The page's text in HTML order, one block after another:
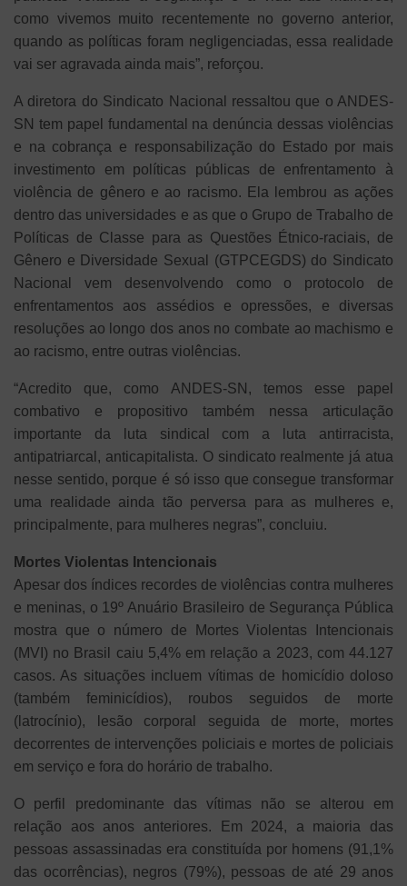
como vivemos muito recentemente no governo anterior,
quando as políticas foram negligenciadas, essa realidade
vai ser agravada ainda mais”, reforçou.
A diretora do Sindicato Nacional ressaltou que o ANDES-
SN tem papel fundamental na denúncia dessas violências
e na cobrança e responsabilização do Estado por mais
investimento em políticas públicas de enfrentamento à
violência de gênero e ao racismo. Ela lembrou as ações
dentro das universidades e as que o Grupo de Trabalho de
Políticas de Classe para as Questões Étnico-raciais, de
Gênero e Diversidade Sexual (GTPCEGDS) do Sindicato
Nacional vem desenvolvendo como o protocolo de
enfrentamentos aos assédios e opressões, e diversas
resoluções ao longo dos anos no combate ao machismo e
ao racismo, entre outras violências.
“Acredito que, como ANDES-SN, temos esse papel
combativo e propositivo também nessa articulação
importante da luta sindical com a luta antirracista,
antipatriarcal, anticapitalista. O sindicato realmente já atua
nesse sentido, porque é só isso que consegue transformar
uma realidade ainda tão perversa para as mulheres e,
principalmente, para mulheres negras”, concluiu.
Mortes Violentas Intencionais
Apesar dos índices recordes de violências contra mulheres
e meninas, o 19º Anuário Brasileiro de Segurança Pública
mostra que o número de Mortes Violentas Intencionais
(MVI) no Brasil caiu 5,4% em relação a 2023, com 44.127
casos. As situações incluem vítimas de homicídio doloso
(também feminicídios), roubos seguidos de morte
(latrocínio), lesão corporal seguida de morte, mortes
decorrentes de intervenções policiais e mortes de policiais
em serviço e fora do horário de trabalho.
O perfil predominante das vítimas não se alterou em
relação aos anos anteriores. Em 2024, a maioria das
pessoas assassinadas era constituída por homens (91,1%
das ocorrências), negros (79%), pessoas de até 29 anos